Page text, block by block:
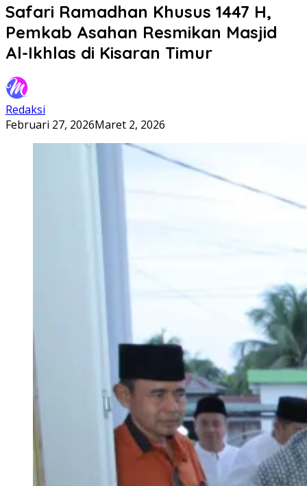
Safari Ramadhan Khusus 1447 H,
Pemkab Asahan Resmikan Masjid
Al-Ikhlas di Kisaran Timur
Redaksi
Februari 27, 2026Maret 2, 2026